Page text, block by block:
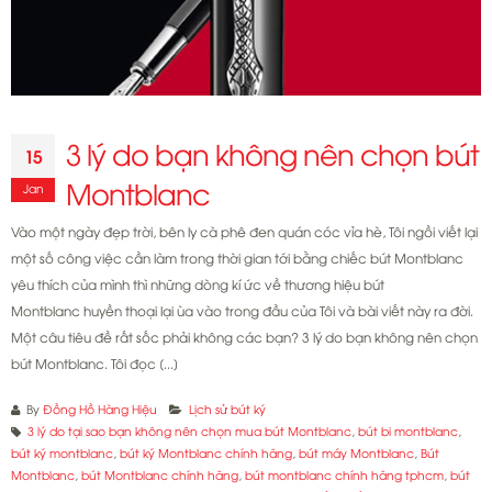
15
Jan
3 lý do bạn không nên chọn bút
Montblanc
Vào một ngày đẹp trời, bên ly cà phê đen quán cóc vỉa hè, Tôi ngồi viết lại
một số công việc cần làm trong thời gian tới bằng chiếc bút Montblanc
yêu thích của mình thì những dòng kí ức về thương hiệu bút
Montblanc huyền thoại lại ùa vào trong đầu của Tôi và bài viết này ra đời.
Một câu tiêu đề rất sốc phải không các bạn? 3 lý do bạn không nên chọn
bút Montblanc. Tôi đọc [...]
By Đồng Hồ Hàng Hiệu
Lịch sử bút ký
3 lý do tại sao bạn không nên chọn mua bút Montblanc, bút bi montblanc,
bút ký montblanc, bút ký Montblanc chính hãng, bút máy Montblanc, Bút
Montblanc, bút Montblanc chính hãng, bút montblanc chính hãng tphcm, bút